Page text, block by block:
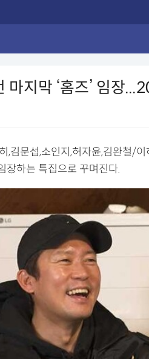
지막 ‘홈즈’ 임장
,김문섭,소인지,허자윤,김완철/이
장하는 특집으로 꾸며진다.